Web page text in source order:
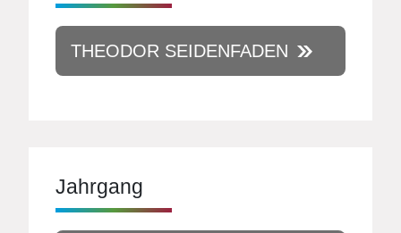
THEODOR SEIDENFADEN
Jahrgang